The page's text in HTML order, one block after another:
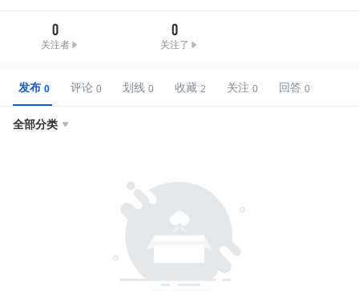
0
关注者
0
关注了
发布 评论 划线 收藏 关注 回答
全部分类 